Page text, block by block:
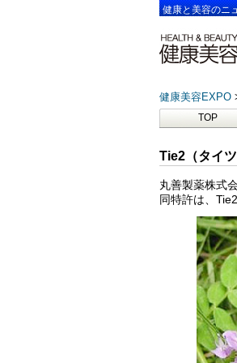
健康と美容のニ
健康美容EXPO
TOP
Tie2（タイ
丸善製薬株式
同特許は、